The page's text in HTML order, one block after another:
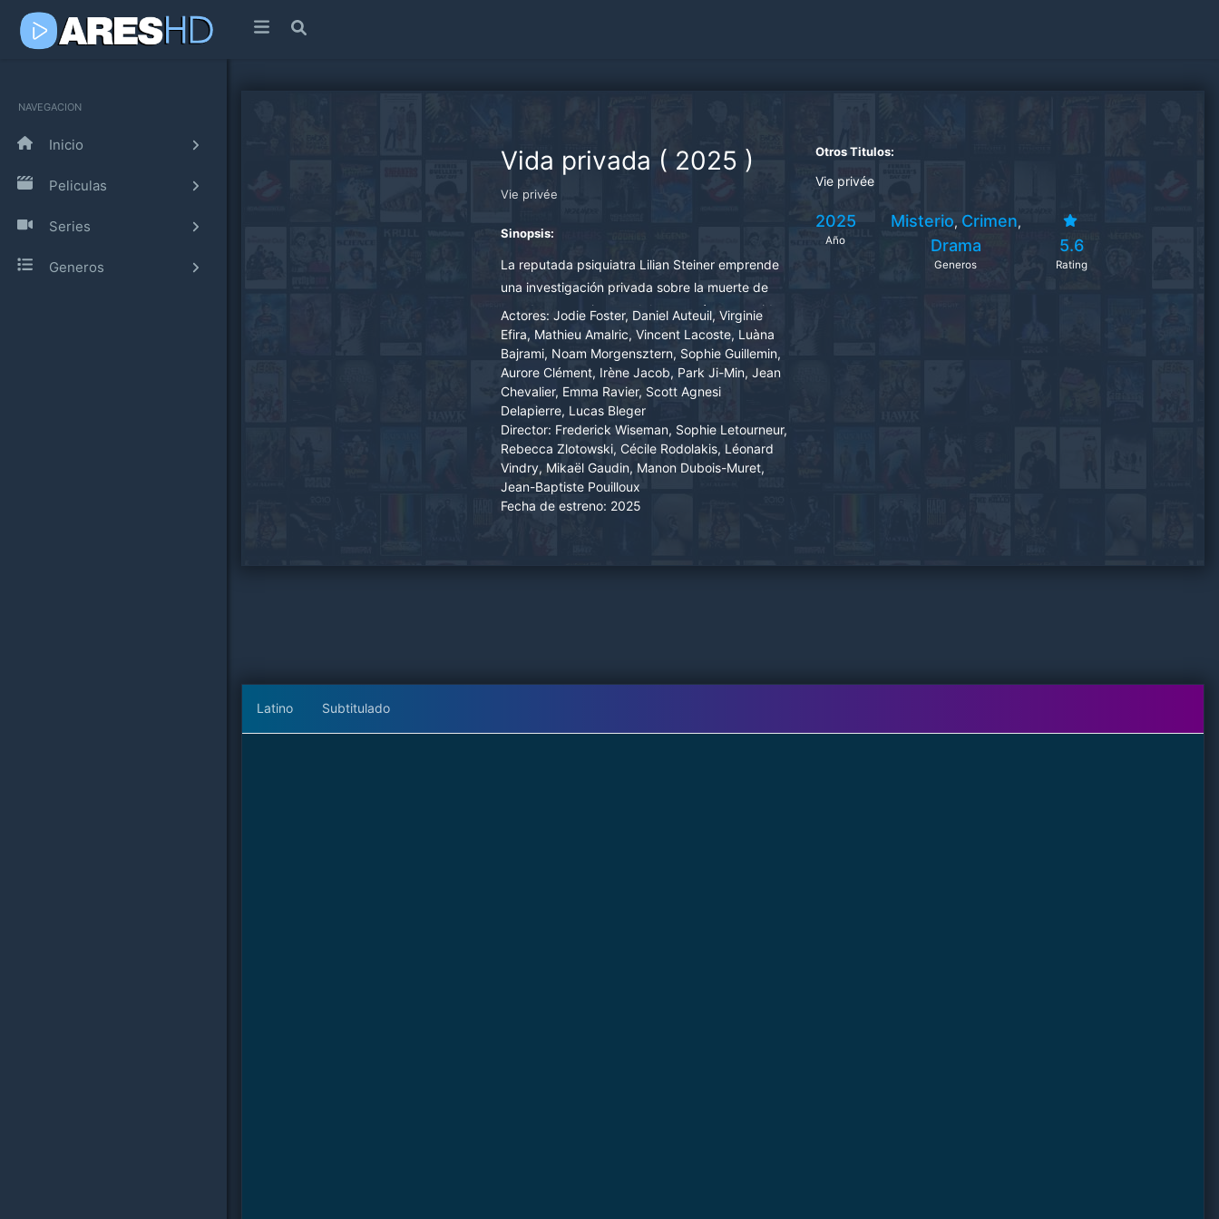
NAVEGACION
Inicio
Peliculas
Series
Generos
Vida privada ( 2025 )
Vie privée
Sinopsis:
La reputada psiquiatra Lilian Steiner emprende
una investigación privada sobre la muerte de
uno de sus pacientes, del que está convencida
que ha sido asesinado.
Actores: Jodie Foster, Daniel Auteuil, Virginie
Efira, Mathieu Amalric, Vincent Lacoste, Luàna
Bajrami, Noam Morgensztern, Sophie Guillemin,
Aurore Clément, Irène Jacob, Park Ji-Min, Jean
Chevalier, Emma Ravier, Scott Agnesi
Delapierre, Lucas Bleger
Director: Frederick Wiseman, Sophie Letourneur,
Rebecca Zlotowski, Cécile Rodolakis, Léonard
Vindry, Mikaël Gaudin, Manon Dubois-Muret,
Jean-Baptiste Pouilloux
Fecha de estreno: 2025
Otros Titulos:
Vie privée
2025
Año
Misterio, Crimen,
Drama
Generos
5.6
Rating
Latino Subtitulado